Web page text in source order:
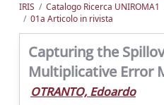
IRIS Catalogo Ricerca UNIROMA1
01a Articolo in rivista
Capturing the
Multiplicative Error
OTRANTO, Edoardo